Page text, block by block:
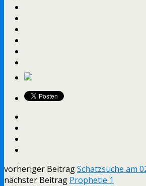
vorheriger BeitragSchatzsuche am
nächster Beitrag Prophetie 1